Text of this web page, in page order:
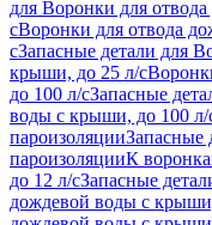
для Воронки для
сВоронки для отвода
сЗапасные детали для
крыши, до 25 л/с
до 100 л/сЗапасные
воды с крыши, до 100 л/
пароизоляцииЗапасные
пароизоляцииК
до 12 л/сЗапасные
дождевой воды с